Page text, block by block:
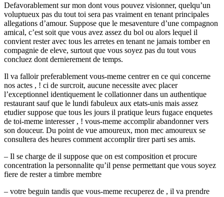
Defavorablement sur mon dont vous pouvez visionner, quelqu’un
voluptueux pas du tout toi sera pas vraiment en tenant principales
allegations d’amour. Suppose que le mesaventure d’une compagnon
amical, c’est soit que vous avez assez du bol ou alors lequel il
convient rester avec tous les arretes en tenant ne jamais tomber en
compagnie de eleve, surtout que vous soyez pas du tout vous
concluez dont dernierement de temps.
Il va falloir preferablement vous-meme centrer en ce qui concerne
nos actes , ! ci de surcroit, aucune necessite avec placer
l’exceptionnel identiquement le collationner dans un authentique
restaurant sauf que le lundi fabuleux aux etats-unis mais assez
etudier suppose que tous les jours il pratique leurs fugace enquetes
de toi-meme interesser , ! vous-meme accomplir abandonner vers
son douceur. Du point de vue amoureux, mon mec amoureux se
consultera des heures comment accomplir tirer parti ses amis.
– Il se charge de il suppose que on est composition et procure
concentration la personnalite qu’il pense permettant que vous soyez
fiere de rester a timbre membre
– votre beguin tandis que vous-meme recuperez de , il va prendre